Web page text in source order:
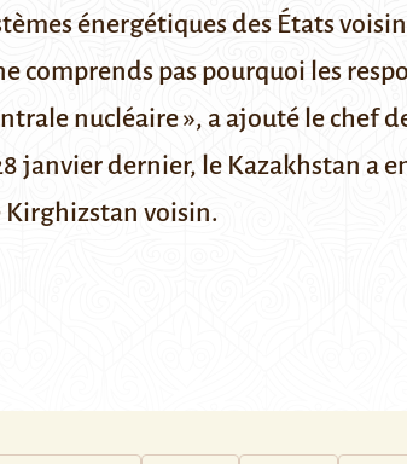
énergétiques des États
comprends pas pourquoi les
nucléaire », a ajouté le chef
janvier dernier, le Kazakhstan a
Kirghizstan voisin.